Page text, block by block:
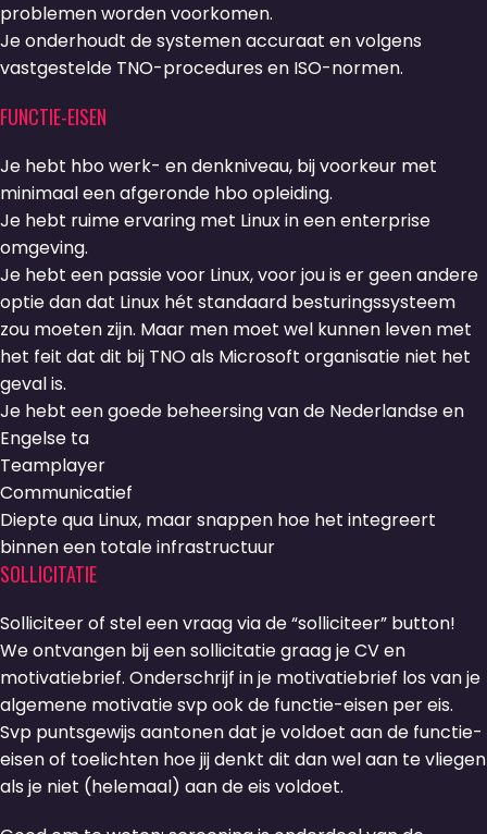
problemen worden voorkomen.
Je onderhoudt de systemen accuraat en volgens
vastgestelde TNO-procedures en ISO-normen.
FUNCTIE-EISEN
Je hebt hbo werk- en denkniveau, bij voorkeur met
minimaal een afgeronde hbo opleiding.
Je hebt ruime ervaring met Linux in een enterprise
omgeving.
Je hebt een passie voor Linux, voor jou is er geen andere
optie dan dat Linux hét standaard besturingssysteem
zou moeten zijn. Maar men moet wel kunnen leven met
het feit dat dit bij TNO als Microsoft organisatie niet het
geval is.
Je hebt een goede beheersing van de Nederlandse en
Engelse ta
Teamplayer
Communicatief
Diepte qua Linux, maar snappen hoe het integreert
binnen een totale infrastructuur
SOLLICITATIE
Solliciteer of stel een vraag via de “solliciteer” button!
We ontvangen bij een sollicitatie graag je CV en
motivatiebrief. Onderschrijf in je motivatiebrief los van je
algemene motivatie svp ook de functie-eisen per eis.
Svp puntsgewijs aantonen dat je voldoet aan de functie-
eisen of toelichten hoe jij denkt dit dan wel aan te vliegen
als je niet (helemaal) aan de eis voldoet.